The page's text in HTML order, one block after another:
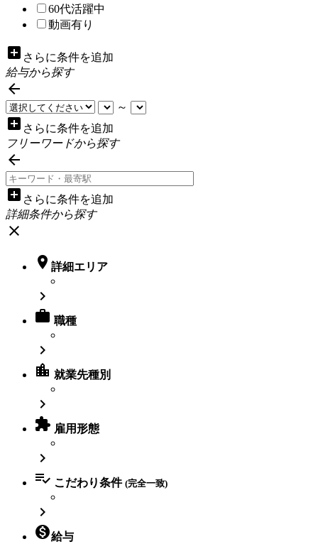
60代活躍中
動画有り
add_box さらに条件を追加
給与から探す

～
add_box さらに条件を追加
フリーワードから探す

add_box さらに条件を追加
詳細条件から探す
close
 詳細エリア

 職種

location_city 就業先種別

 雇用形態

 こだわり条件 (完全一致)

給与